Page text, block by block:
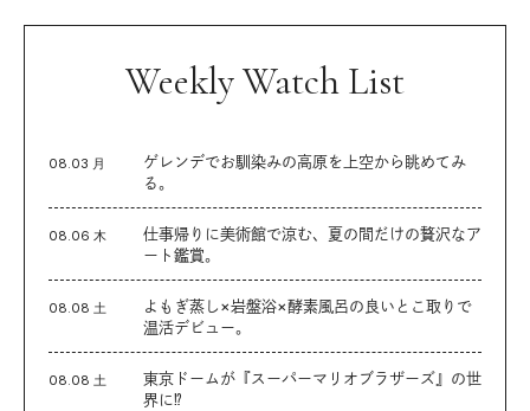
Weekly Watch List
08.03 月
ゲレンデでお馴染みの高原を上空から眺めてみ
る。
08.06 木
仕事帰りに美術館で涼む、夏の間だけの贅沢なア
ート鑑賞。
08.08 土
よもぎ蒸し×岩盤浴×酵素風呂の良いとこ取りで
温活デビュー。
08.08 土
東京ドームが『スーパーマリオブラザーズ』の世
界に⁉︎